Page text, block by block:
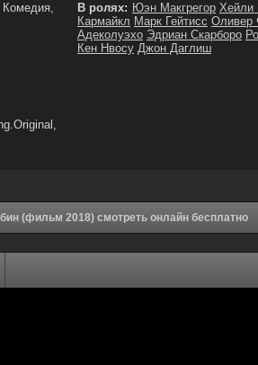
В ролях: Юэн Макгрегор Хейли
Кармайкл Марк Гейтисс Оливер
Адеколуэхо Эдриан Скарборо
Кен Нвосу Джон Даглиш
(фильм 2018) смотреть онлайн бесплатно